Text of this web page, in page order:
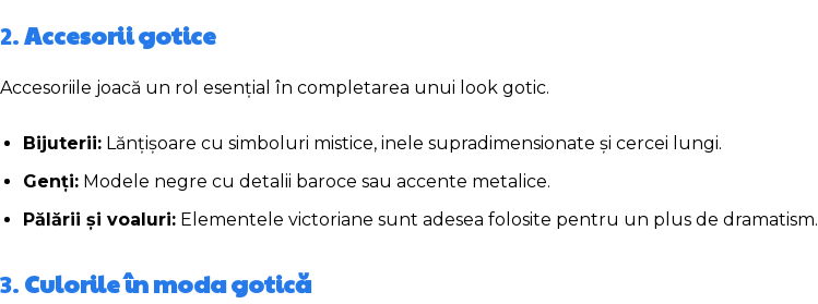
2.Accesorii gotice
Accesoriile joacă un rol esențial în completarea unui look gotic.
Bijuterii: Lănțișoare cu simboluri mistice, inele supradimensionate și cercei lungi.
Genți: Modele negre cu detalii baroce sau accente metalice.
Pălării și voaluri: Elementele victoriane sunt adesea folosite pentru un plus de dramatism.
3. Culorile în moda gotică